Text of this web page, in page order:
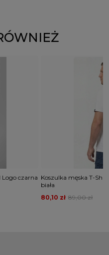
czarna Koszulka męska T-
biała
89,00 zł
80,10 zł